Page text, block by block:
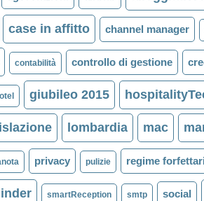
case in affitto channel manager
contabilità controllo di gestione
giubileo 2015
lombardia mac
privacy pulizie regime
smartReception smtp social